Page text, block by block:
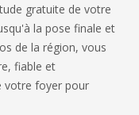
gratuite de votre
la pose finale et
de la région, vous
fiable et
votre foyer pour